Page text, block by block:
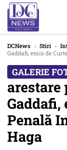
DCNews › Stiri ›
Gaddafi, emis de
arestare
Gaddafi,
Penală
Haga